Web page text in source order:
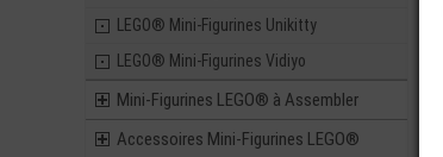
LEGO® Mini-Figurines Unikitty
LEGO® Mini-Figurines Vidiyo
Mini-Figurines LEGO® à Assembler
Accessoires Mini-Figurines LEGO®